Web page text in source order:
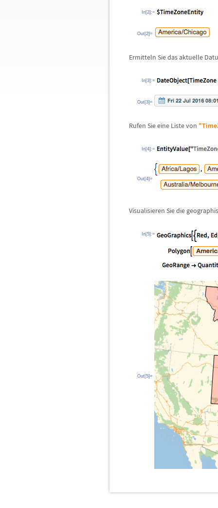
In[2]:=
Out[2]=
Ermitteln Sie das aktuelle
In[3]:=
Out[3]=
Rufen Sie eine Liste von
In[4]:=
Out[4]=
Visualisieren Sie die
In[5]:=
Out[5]=